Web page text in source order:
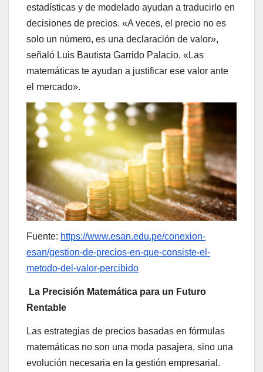
estadísticas y de modelado ayudan a traducirlo en
decisiones de precios. «A veces, el precio no es
solo un número, es una declaración de valor»,
señaló Luis Bautista Garrido Palacio. «Las
matemáticas te ayudan a justificar ese valor ante
el mercado».
Fuente: https://www.esan.edu.pe/conexion-
esan/gestion-de-precios-en-que-consiste-el-
metodo-del-valor-percibido
La Precisión Matemática para un Futuro
Rentable
Las estrategias de precios basadas en fórmulas
matemáticas no son una moda pasajera, sino una
evolución necesaria en la gestión empresarial.